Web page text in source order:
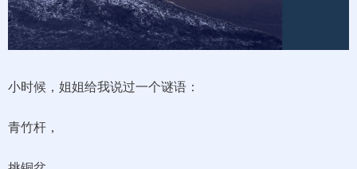
小时候，姐姐给我说过一个谜语：
青竹杆，